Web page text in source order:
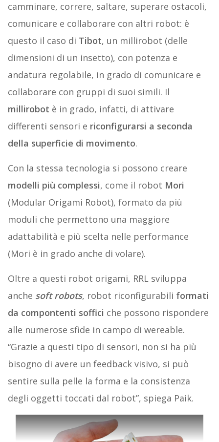
camminare, correre, saltare, superare ostacoli,
comunicare e collaborare con altri robot: è
questo il caso di Tibot, un millirobot (delle
dimensioni di un insetto), con potenza e
andatura regolabile, in grado di comunicare e
collaborare con gruppi di suoi simili. Il
millirobot è in grado, infatti, di attivare
differenti sensori e riconfigurarsi a seconda
della superficie di movimento.
Con la stessa tecnologia si possono creare
modelli più complessi, come il robot Mori
(Modular Origami Robot), formato da più
moduli che permettono una maggiore
adattabilità e più scelta nelle performance
(Mori è in grado anche di volare).
Oltre a questi robot origami, RRL sviluppa
anche soft robots, robot riconfigurabili formati
da compontenti soffici che possono rispondere
alle numerose sfide in campo di wereable.
“Grazie a questi tipo di sensori, non si ha più
bisogno di avere un feedback visivo, si può
sentire sulla pelle la forma e la consistenza
degli oggetti toccati dal robot”, spiega Paik.